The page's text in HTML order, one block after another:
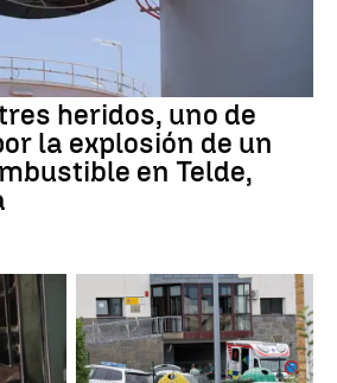
heridos, uno de
la explosión de un
en Telde,